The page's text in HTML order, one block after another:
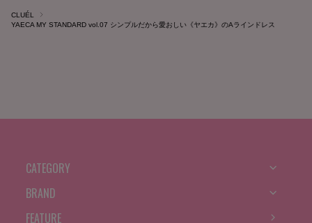
CLUÉL
YAECA MY STANDARD vol.07 シンプルだから愛おしい《ヤエカ》のAラインドレス
CATEGORY
BRAND
FEATURE